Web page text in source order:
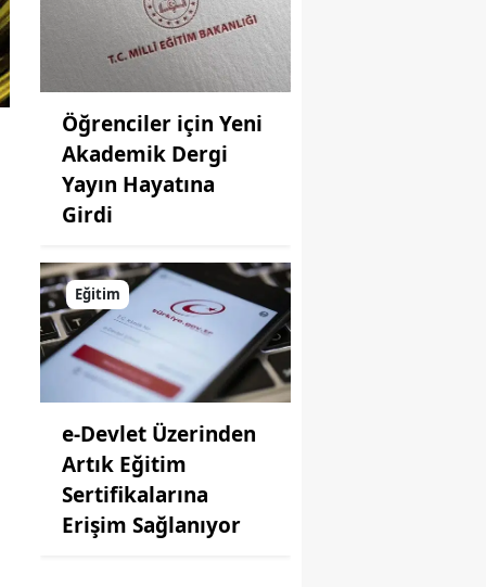
Öğrenciler için Yeni
Akademik Dergi
Yayın Hayatına
Girdi
Eğitim
e-Devlet Üzerinden
Artık Eğitim
Sertifikalarına
Erişim Sağlanıyor